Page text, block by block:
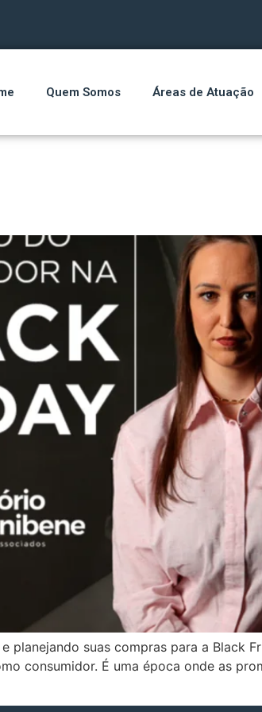
Quem Somos Áreas de Atuação
suas compras para a Black
consumidor. É uma época onde as